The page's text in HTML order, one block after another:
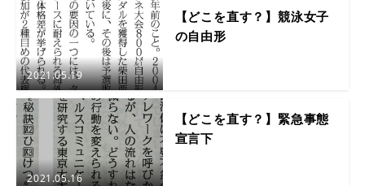
2021.05.19
【どこを直す？】競泳女子
の自由形
2021.05.16
【どこを直す？】緊急事態
宣言下